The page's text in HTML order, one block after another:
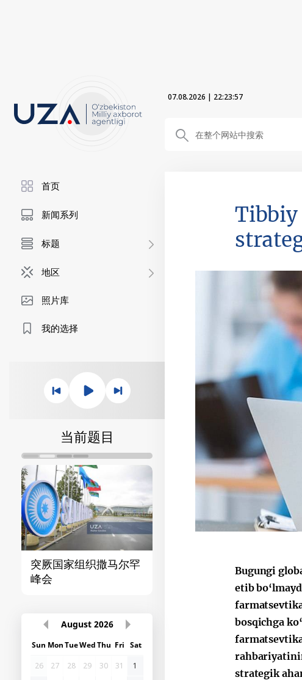
07.08.2026 | 22:23:58
首页
新闻系列
标题
地区
照片库
我的选择
当前题目
突厥国家组织撒马尔罕
峰会
首届“中国-中亚”峰会
August 2026
Sun MonTueWedThu Fri Sat
26
27 28 29 30 31
1
Tibbiy
Bugungi
etib
bosqichga
strategik